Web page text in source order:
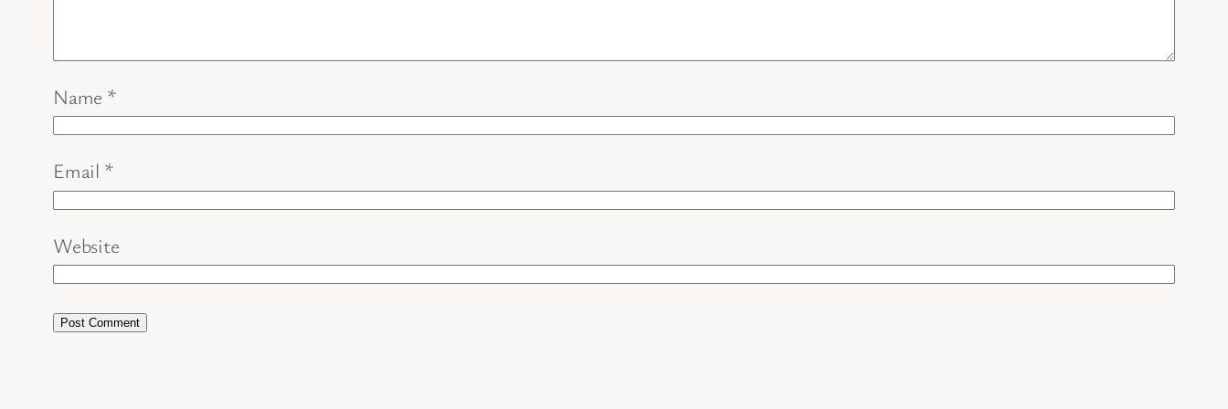
Name *
Email *
Website